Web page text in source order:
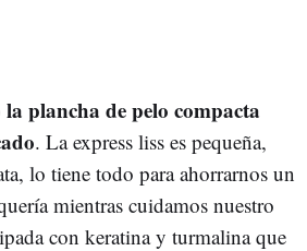
plancha de pelo compacta
. La express liss es pequeña,
lo tiene todo para ahorrarnos un
mientras cuidamos nuestro
con keratina y turmalina que